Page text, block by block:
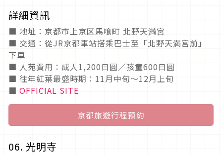
詳細資訊
■ 地址：京都市上京区馬喰町 北野天満宮
■ 交通：從JR京都車站搭乘巴士至「北野天満宮前」
下車
■ 人苑費用：成人1,200日圓／孩童600日圓
■ 往年紅葉最盛時期：11月中旬～12月上旬
■ OFFICIAL SITE
京都旅遊行程預約
06. 光明寺